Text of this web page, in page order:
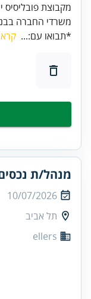
משרדי החברה בבני
*תבואו עם:...
מנהל/ת
10/07/2026
תל אביב
ellers